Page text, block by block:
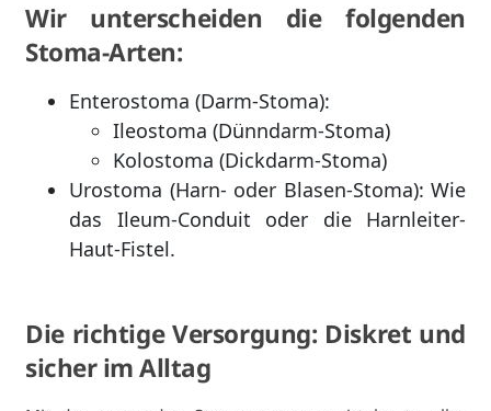
Wir unterscheiden die folgenden
Stoma-Arten:
Enterostoma (Darm-Stoma):
Ileostoma (Dünndarm-Stoma)
Kolostoma (Dickdarm-Stoma)
Urostoma (Harn- oder Blasen-Stoma): Wie
das Ileum-Conduit oder die Harnleiter-
Haut-Fistel.
Die richtige Versorgung: Diskret und
sicher im Alltag